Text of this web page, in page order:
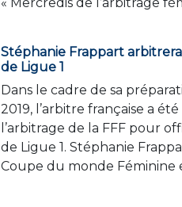
« Mercredis de l’arbitrage
Stéphanie Frappart
de Ligue 1
Dans le cadre de sa
2019, l’arbitre française a
l’arbitrage de la FFF pour
de Ligue 1. Stéphanie
Coupe du monde Féminine